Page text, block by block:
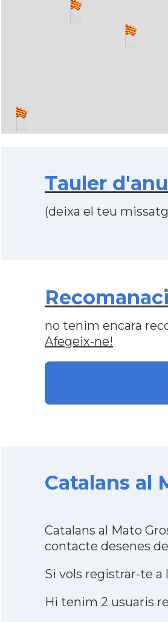
Tauler
(deixa el teu
no tenim encara
Afegeix-ne!
Catalans al
Catalans al Mato
contacte desenes
Si vols registrar-te a
Hi tenim 2 usuaris